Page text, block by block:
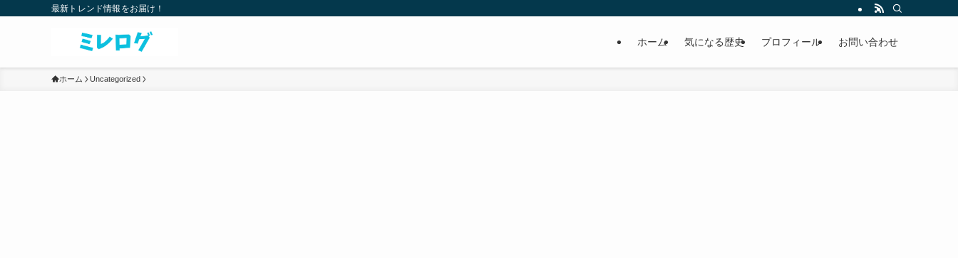
最新トレンド情報をお届け！
ホーム 気になる歴史 プロフィール お問い合わせ
ホーム Uncategorized